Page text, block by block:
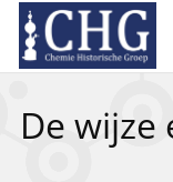
links
over
naar
de
De wijze